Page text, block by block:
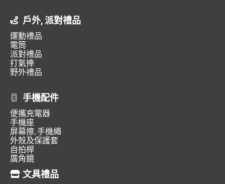
戶外, 派對禮品
運動禮品
電筒
派對禮品
打氣捧
野外禮品
手機配件
便攜充電器
手機座
屏幕擦, 手機繩
外殼及保護套
自拍桿
廣角鏡
文具禮品